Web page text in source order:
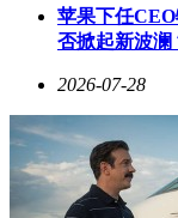
苹果下任
否掀起新波澜
2026-07-28